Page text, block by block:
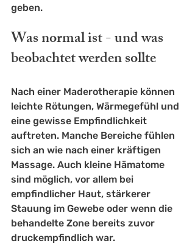
geben.
Was normal ist - und was
beobachtet werden sollte
Nach einer Maderotherapie können
leichte Rötungen, Wärmegefühl und
eine gewisse Empfindlichkeit
auftreten. Manche Bereiche fühlen
sich an wie nach einer kräftigen
Massage. Auch kleine Hämatome
sind möglich, vor allem bei
empfindlicher Haut, stärkerer
Stauung im Gewebe oder wenn die
behandelte Zone bereits zuvor
druckempfindlich war.